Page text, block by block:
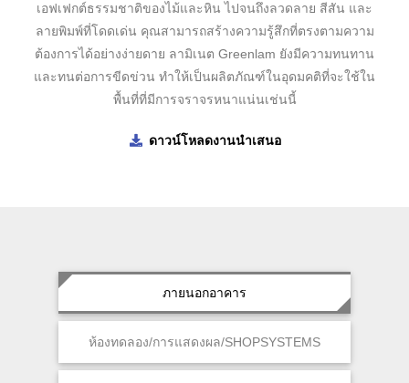
เอฟเฟกต์ธรรมชาติของไม้และหิน ไปจนถึงลวดลาย สีสัน และ
ลายพิมพ์ที่โดดเด่น คุณสามารถสร้างความรู้สึกที่ตรงตามความ
ต้องการได้อย่างง่ายดาย ลามิเนต Greenlam ยังมีความทนทาน
และทนต่อการขีดข่วน ทำให้เป็นผลิตภัณฑ์ในอุดมคติที่จะใช้ใน
พื้นที่ที่มีการจราจรหนาแน่นเช่นนี้
ดาวน์โหลดงานนำเสนอ
ภายนอกอาคาร
ห้องทดลอง/การแสดงผล/SHOPSYSTEMS